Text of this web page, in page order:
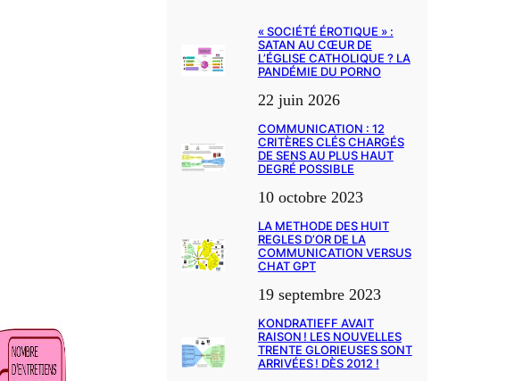
« SOCIÉTÉ ÉROTIQUE » :
SATAN AU CŒUR DE
L’ÉGLISE CATHOLIQUE ? LA
PANDÉMIE DU PORNO
22 juin 2026
COMMUNICATION : 12
CRITÈRES CLÉS CHARGÉS
DE SENS AU PLUS HAUT
DEGRÉ POSSIBLE
10 octobre 2023
LA METHODE DES HUIT
REGLES D’OR DE LA
COMMUNICATION VERSUS
CHAT GPT
19 septembre 2023
KONDRATIEFF AVAIT
RAISON ! LES NOUVELLES
TRENTE GLORIEUSES SONT
ARRIVÉES ! DÈS 2012 !